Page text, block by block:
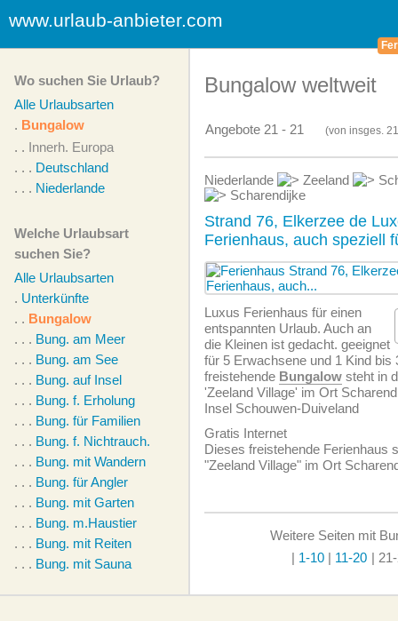
www.urlaub-anbieter.com
Wo suchen Sie Urlaub?
Alle Urlaubsarten
. Bungalow
. . Innerh. Europa
. . . Deutschland
. . . Niederlande
Welche Urlaubsart
suchen Sie?
Alle Urlaubsarten
. Unterkünfte
. . Bungalow
. . . Bung. am Meer
. . . Bung. am See
. . . Bung. auf Insel
. . . Bung. f. Erholung
. . . Bung. für Familien
. . . Bung. f. Nichtrauch.
. . . Bung. mit Wandern
. . . Bung. für Angler
. . . Bung. mit Garten
. . . Bung. m.Haustier
. . . Bung. mit Reiten
. . . Bung. mit Sauna
Bungalow weltweit
Angebote 21 - 21 (von insges.
Niederlande Zeeland
Scharendijke
Strand 76, Elkerzee de
Ferienhaus, auch speziell
Luxus Ferienhaus für einen
entspannten Urlaub. Auch an
die Kleinen ist gedacht. geeignet
für 5 Erwachsene und 1 Kind bis
freistehende Bungalow steht in
'Zeeland Village' im Ort
Insel Schouwen-Duiveland
Gratis Internet
Dieses freistehende Ferienhaus
"Zeeland Village" im Ort
Weitere Seiten mit
| 1-10 | 11-20 |